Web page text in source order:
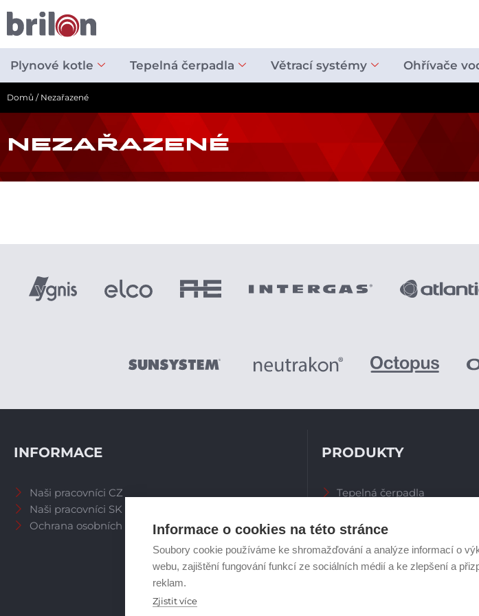
Informace o cookies na této stránce
Soubory cookie používáme ke shromažďování a analýze informací o
webu, zajištění fungování funkcí ze sociálních médií a ke zlepšení a
reklam.
Zjistit více
obsah
Plynové kotle Tepelná čerpadla Větrací systémy Ohřívače
Domů / Nezařazené
NEZAŘAZENÉ
INFORMACE
Naši pracovníci CZ
Naši pracovníci SK
Ochrana osobních údajů
PRODUKTY
Tepelná čerpadla
Zásobníky TV
Plynové kotle
Ostatní příslušenství